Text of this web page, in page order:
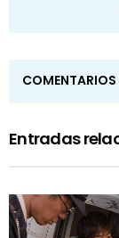
COMENTARIOS
Entradas